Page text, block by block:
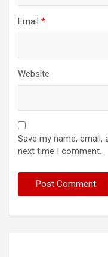
Email *
Website
Save my name,
next time I comment.